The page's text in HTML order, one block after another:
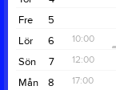
5
Fre
6
Lör 10:00
16:00
7
Sön 12:00
8
Mån 17:00